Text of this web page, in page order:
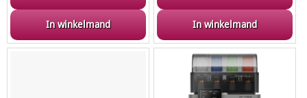
In winkelmand In winkelmand